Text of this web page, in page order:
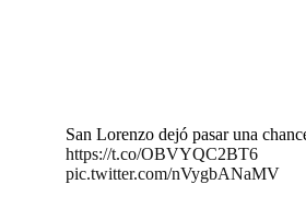
San Lorenzo dejó pasar una
https://t.co/OBVYQC2BT6
pic.twitter.com/nVygbANaMV